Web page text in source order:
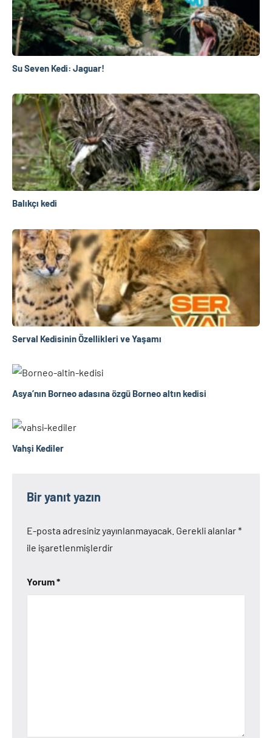
Su Seven Kedi: Jaguar!
Balıkçı kedi
Serval Kedisinin Özellikleri ve Yaşamı
Asya’nın Borneo adasına özgü Borneo altın kedisi
Vahşi Kediler
Bir yanıt yazın
E-posta adresiniz yayınlanmayacak. Gerekli alanlar*
ile işaretlenmişlerdir
Yorum*